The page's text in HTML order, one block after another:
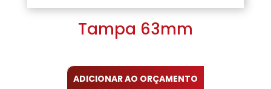
Tampa 63mm
ADICIONAR AO ORÇAMENTO